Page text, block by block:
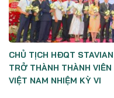
CHỦ TỊCH HĐQT
TRỞ THÀNH THÀNH
VIỆT NAM NHIỆM KỲ VI